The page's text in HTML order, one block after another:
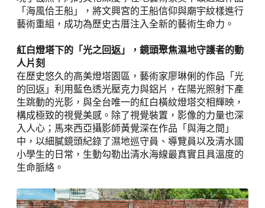
藝術重組，成功為歷史古厝注入全新的藝術生命力。
人片刻
在歷史悠久的高美燈塔園區，藝術家廖琳俐的作品「光
的回返」利用藍色透光壓克力與鋁片，在陽光照射下產
生跳動的光影，與全台唯一的紅白橫紋燈塔交相輝映，
構成極致的視覺美感。除了視覺裝置，影像的力量也深
入人心；馬來西亞攝影師黃覺深在作品「與海之間」
中，以細膩鏡頭紀錄了濕地巡守員、導覽員以及清水國
小學生的日常，生動勾勒出清水海線最真實且具溫度的
生命脈絡。